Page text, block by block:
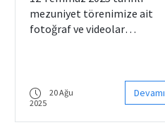
mezuniyet törenimize ait
fotoğraf ve videolar
20 Ağu
2025
Devamı